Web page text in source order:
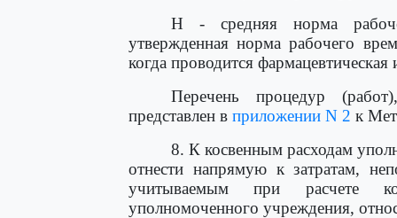
Н - средняя норма
утвержденная норма рабочего
когда проводится
Перечень процедур
представлен в приложении N 2 к
8. К косвенным расходам
отнести напрямую к затратам,
учитываемым при расчете
уполномоченного учреждения,